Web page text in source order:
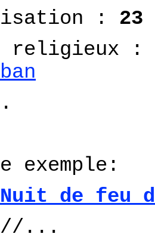
: 23
religieux :
exemple:
de feu
...